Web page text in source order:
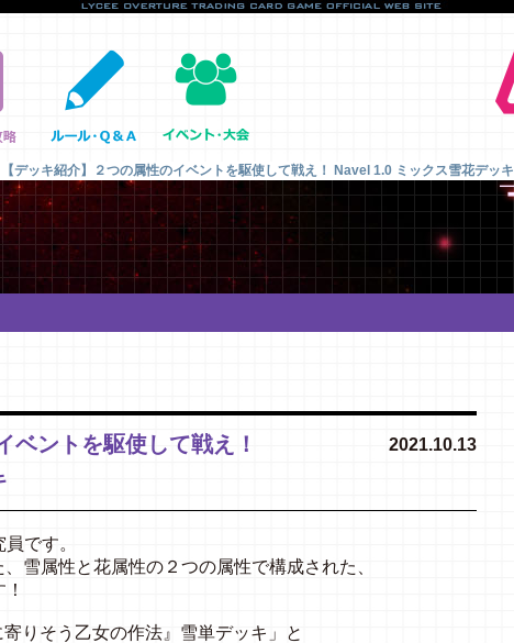
【デッキ紹介】２つの属性のイベントを駆使して戦え！ Navel 1.0 ミックス雪花デッキ
ベントを駆使して戦え！
2021.10.13
員です。
雪属性と花属性の２つの属性で構成された、
りそう乙女の作法』雪単デッキ」と